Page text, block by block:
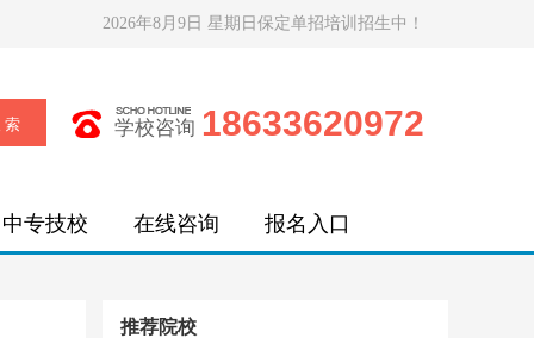
2026年8月9日 星期日保定单招培训招生中！
学校咨询 18633620972
中专技校 在线咨询 报名入口
推荐院校